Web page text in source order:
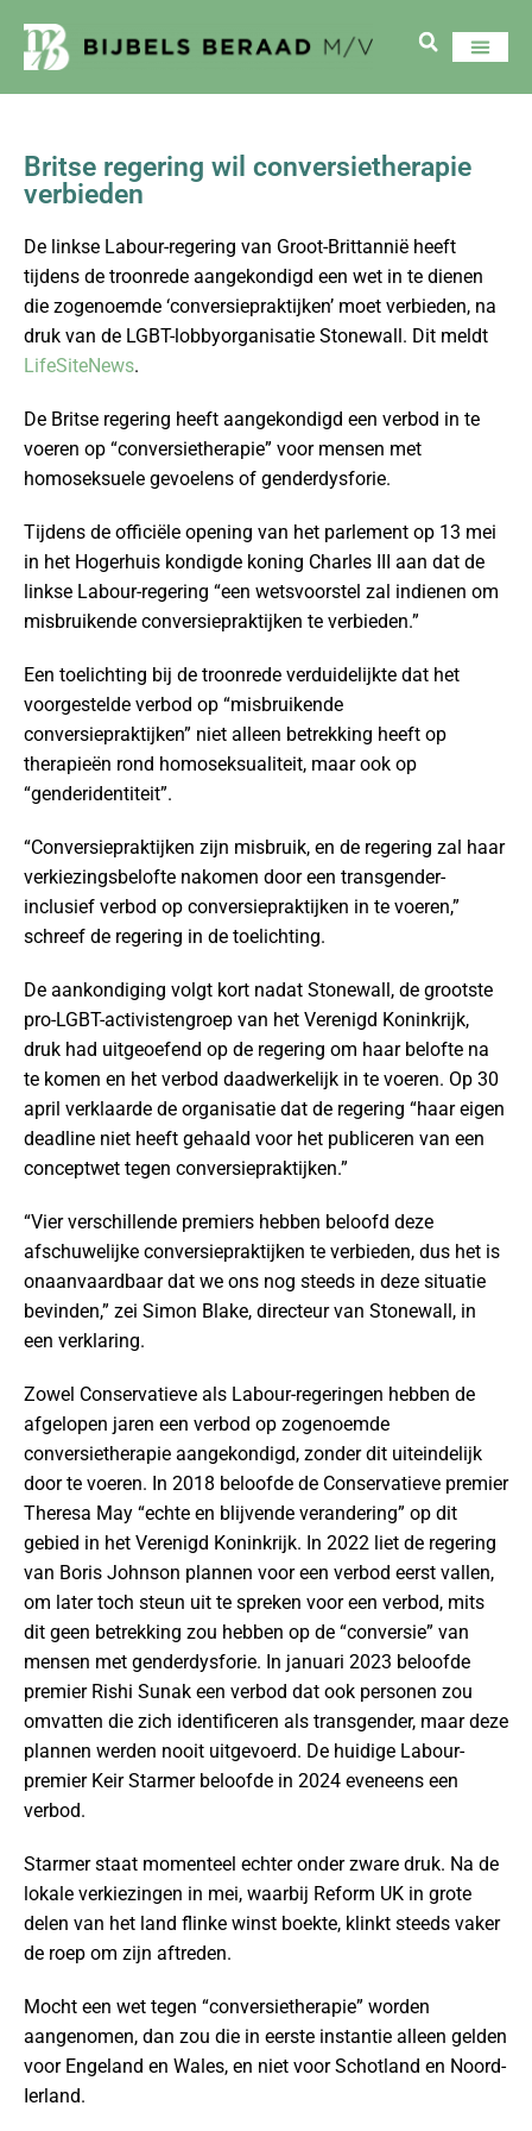
Britse regering wil conversietherapie
verbieden
De linkse Labour-regering van Groot-Brittannië heeft
tijdens de troonrede aangekondigd een wet in te dienen
die zogenoemde ‘conversiepraktijken’ moet verbieden, na
druk van de LGBT-lobbyorganisatie Stonewall. Dit meldt
LifeSiteNews.
De Britse regering heeft aangekondigd een verbod in te
voeren op “conversietherapie” voor mensen met
homoseksuele gevoelens of genderdysforie.
Tijdens de officiële opening van het parlement op 13 mei
in het Hogerhuis kondigde koning Charles III aan dat de
linkse Labour-regering “een wetsvoorstel zal indienen om
misbruikende conversiepraktijken te verbieden.”
Een toelichting bij de troonrede verduidelijkte dat het
voorgestelde verbod op “misbruikende
conversiepraktijken” niet alleen betrekking heeft op
therapieën rond homoseksualiteit, maar ook op
“genderidentiteit”.
“Conversiepraktijken zijn misbruik, en de regering zal haar
verkiezingsbelofte nakomen door een transgender-
inclusief verbod op conversiepraktijken in te voeren,”
schreef de regering in de toelichting.
De aankondiging volgt kort nadat Stonewall, de grootste
pro-LGBT-activistengroep van het Verenigd Koninkrijk,
druk had uitgeoefend op de regering om haar belofte na
te komen en het verbod daadwerkelijk in te voeren. Op 30
april verklaarde de organisatie dat de regering “haar eigen
deadline niet heeft gehaald voor het publiceren van een
conceptwet tegen conversiepraktijken.”
“Vier verschillende premiers hebben beloofd deze
afschuwelijke conversiepraktijken te verbieden, dus het is
onaanvaardbaar dat we ons nog steeds in deze situatie
bevinden,” zei Simon Blake, directeur van Stonewall, in
een verklaring.
Zowel Conservatieve als Labour-regeringen hebben de
afgelopen jaren een verbod op zogenoemde
conversietherapie aangekondigd, zonder dit uiteindelijk
door te voeren. In 2018 beloofde de Conservatieve premier
Theresa May “echte en blijvende verandering” op dit
gebied in het Verenigd Koninkrijk. In 2022 liet de regering
van Boris Johnson plannen voor een verbod eerst vallen,
om later toch steun uit te spreken voor een verbod, mits
dit geen betrekking zou hebben op de “conversie” van
mensen met genderdysforie. In januari 2023 beloofde
premier Rishi Sunak een verbod dat ook personen zou
omvatten die zich identificeren als transgender, maar deze
plannen werden nooit uitgevoerd. De huidige Labour-
premier Keir Starmer beloofde in 2024 eveneens een
verbod.
Starmer staat momenteel echter onder zware druk. Na de
lokale verkiezingen in mei, waarbij Reform UK in grote
delen van het land flinke winst boekte, klinkt steeds vaker
de roep om zijn aftreden.
Mocht een wet tegen “conversietherapie” worden
aangenomen, dan zou die in eerste instantie alleen gelden
voor Engeland en Wales, en niet voor Schotland en Noord-
Ierland.